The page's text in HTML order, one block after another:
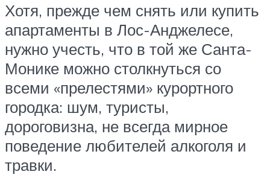
Хотя, прежде чем снять или купить
апартаменты в Лос-Анджелесе,
нужно учесть, что в той же Санта-
Монике можно столкнуться со
всеми «прелестями» курортного
городка: шум, туристы,
дороговизна, не всегда мирное
поведение любителей алкоголя и
травки.